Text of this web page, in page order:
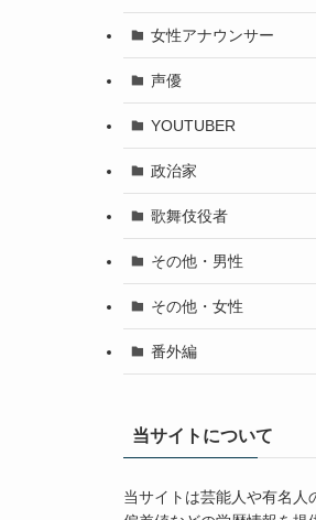
女性アナウンサー
声優
YOUTUBER
政治家
歌舞伎役者
その他・男性
その他・女性
番外編
当サイトについて
当サイトは芸能人や有名人